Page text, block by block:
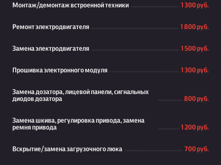
Монтаж/демонтаж встроенной техники 1 300 руб.
Ремонт электродвигателя 1 800 руб.
Замена электродвигателя 1 500 руб.
Прошивка электронного модуля 1 300 руб.
Замена дозатора, лицевой панели, сигнальных
диодов дозатора
800 руб.
Замена шкива, регулировка привода, замена
ремня привода
1 200 руб.
Вскрытие/замена загрузочного люка 700 руб.